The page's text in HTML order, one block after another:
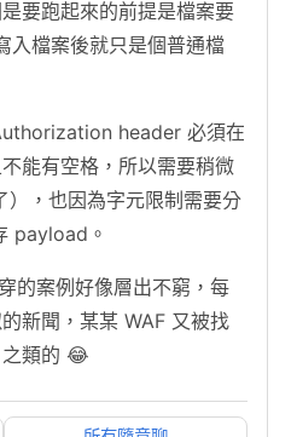
要跑起來的前提是檔案要
入檔案後就只是個普通檔
header 必須在
能有空格，所以需要稍微
，也因為字元限制需要分
payload。
的案例好像層出不窮，每
新聞，某某 WAF 又被找
類的 😂